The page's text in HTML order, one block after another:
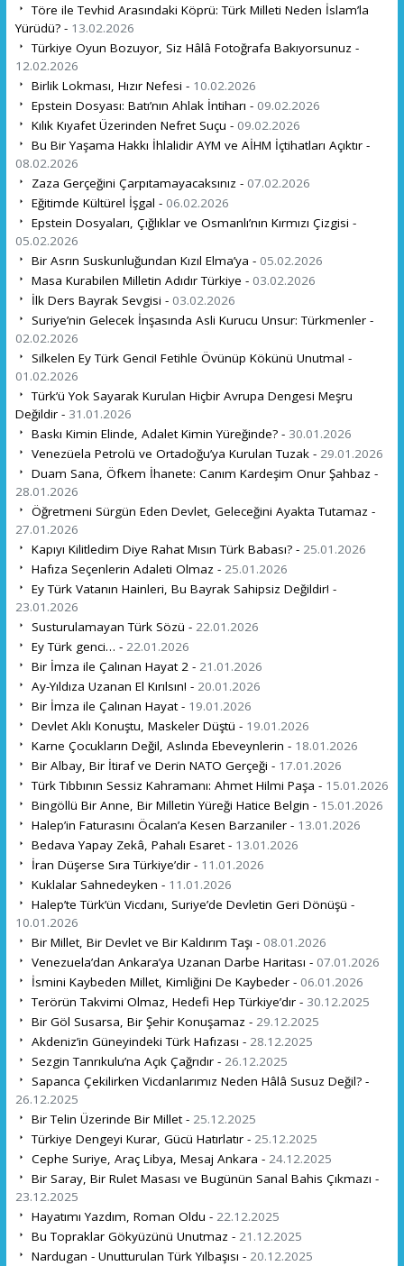
Töre ile Tevhid Arasındaki Köprü: Türk Milleti Neden İslam’la
Yürüdü? - 13.02.2026
Türkiye Oyun Bozuyor, Siz Hâlâ Fotoğrafa Bakıyorsunuz -
12.02.2026
Birlik Lokması, Hızır Nefesi - 10.02.2026
Epstein Dosyası: Batı’nın Ahlak İntiharı - 09.02.2026
Kılık Kıyafet Üzerinden Nefret Suçu - 09.02.2026
Bu Bir Yaşama Hakkı İhlalidir AYM ve AİHM İçtihatları Açıktır -
08.02.2026
Zaza Gerçeğini Çarpıtamayacaksınız - 07.02.2026
Eğitimde Kültürel İşgal - 06.02.2026
Epstein Dosyaları, Çığlıklar ve Osmanlı’nın Kırmızı Çizgisi -
05.02.2026
Bir Asrın Suskunluğundan Kızıl Elma’ya - 05.02.2026
Masa Kurabilen Milletin Adıdır Türkiye - 03.02.2026
İlk Ders Bayrak Sevgisi - 03.02.2026
Suriye’nin Gelecek İnşasında Asli Kurucu Unsur: Türkmenler -
02.02.2026
Silkelen Ey Türk Genci! Fetihle Övünüp Kökünü Unutma! -
01.02.2026
Türk’ü Yok Sayarak Kurulan Hiçbir Avrupa Dengesi Meşru
Değildir - 31.01.2026
Baskı Kimin Elinde, Adalet Kimin Yüreğinde? - 30.01.2026
Venezüela Petrolü ve Ortadoğu’ya Kurulan Tuzak - 29.01.2026
Duam Sana, Öfkem İhanete: Canım Kardeşim Onur Şahbaz -
28.01.2026
Öğretmeni Sürgün Eden Devlet, Geleceğini Ayakta Tutamaz -
27.01.2026
Kapıyı Kilitledim Diye Rahat Mısın Türk Babası? - 25.01.2026
Hafıza Seçenlerin Adaleti Olmaz - 25.01.2026
Ey Türk Vatanın Hainleri, Bu Bayrak Sahipsiz Değildir! -
23.01.2026
Susturulamayan Türk Sözü - 22.01.2026
Ey Türk genci… - 22.01.2026
Bir İmza ile Çalınan Hayat 2 - 21.01.2026
Ay-Yıldıza Uzanan El Kırılsın! - 20.01.2026
Bir İmza ile Çalınan Hayat - 19.01.2026
Devlet Aklı Konuştu, Maskeler Düştü - 19.01.2026
Karne Çocukların Değil, Aslında Ebeveynlerin - 18.01.2026
Bir Albay, Bir İtiraf ve Derin NATO Gerçeği - 17.01.2026
Türk Tıbbının Sessiz Kahramanı: Ahmet Hilmi Paşa - 15.01.2026
Bingöllü Bir Anne, Bir Milletin Yüreği Hatice Belgin - 15.01.2026
Halep’in Faturasını Öcalan’a Kesen Barzaniler - 13.01.2026
Bedava Yapay Zekâ, Pahalı Esaret - 13.01.2026
İran Düşerse Sıra Türkiye’dir - 11.01.2026
Kuklalar Sahnedeyken - 11.01.2026
Halep’te Türk’ün Vicdanı, Suriye’de Devletin Geri Dönüşü -
10.01.2026
Bir Millet, Bir Devlet ve Bir Kaldırım Taşı - 08.01.2026
Venezuela’dan Ankara’ya Uzanan Darbe Haritası - 07.01.2026
İsmini Kaybeden Millet, Kimliğini De Kaybeder - 06.01.2026
Terörün Takvimi Olmaz, Hedefi Hep Türkiye’dır - 30.12.2025
Bir Göl Susarsa, Bir Şehir Konuşamaz - 29.12.2025
Akdeniz’in Güneyindeki Türk Hafızası - 28.12.2025
Sezgin Tanrıkulu’na Açık Çağrıdır - 26.12.2025
Sapanca Çekilirken Vicdanlarımız Neden Hâlâ Susuz Değil? -
26.12.2025
Bir Telin Üzerinde Bir Millet - 25.12.2025
Türkiye Dengeyi Kurar, Gücü Hatırlatır - 25.12.2025
Cephe Suriye, Araç Libya, Mesaj Ankara - 24.12.2025
Bir Saray, Bir Rulet Masası ve Bugünün Sanal Bahis Çıkmazı -
23.12.2025
Hayatımı Yazdım, Roman Oldu - 22.12.2025
Bu Topraklar Gökyüzünü Unutmaz - 21.12.2025
Nardugan - Unutturulan Türk Yılbaşısı - 20.12.2025